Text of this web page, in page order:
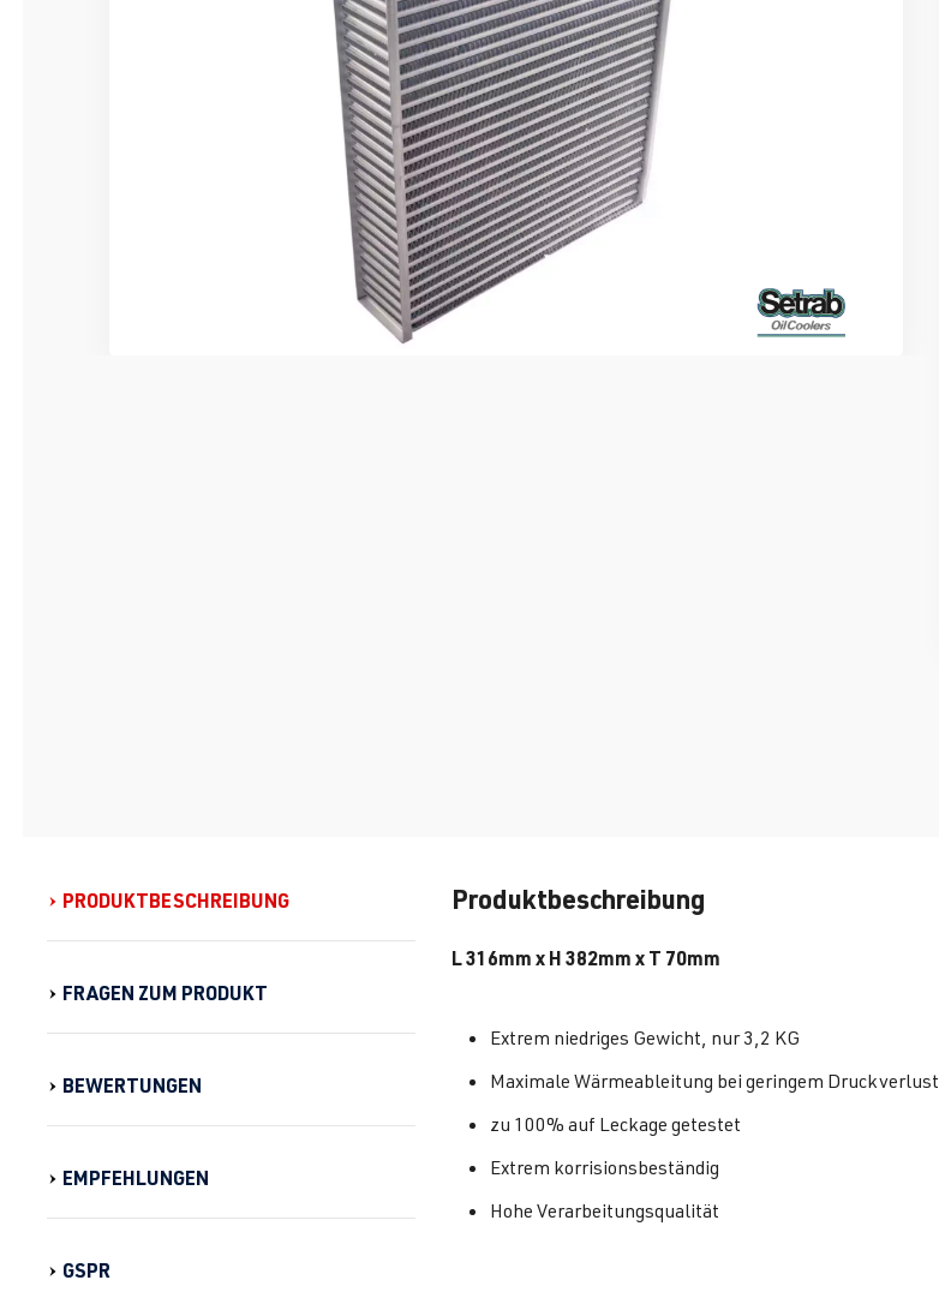
PRODUKTBESCHREIBUNG
FRAGEN ZUM PRODUKT
BEWERTUNGEN
EMPFEHLUNGEN
GSPR
Produktbeschreibung
L316mm x H 382mm x T 70mm
Extrem niedriges Gewicht, nur 3,2 KG
Maximale Wärmeableitung bei geringem Druckverlust
zu 100% auf Leckage getestet
Extrem korrisionsbeständig
Hohe Verarbeitungsqualität